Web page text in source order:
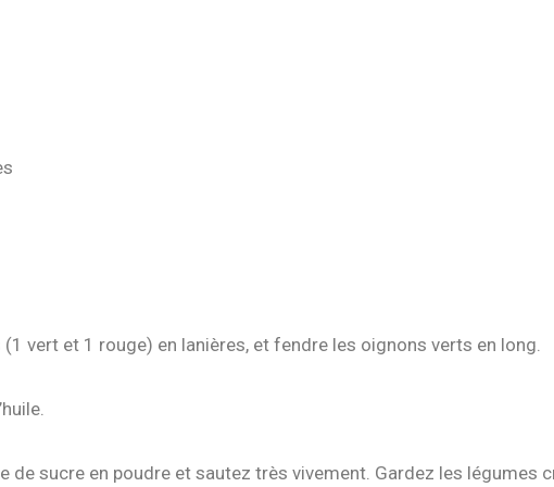
vert et 1 rouge) en lanières, et fendre les oignons verts en long.
sucre en poudre et sautez très vivement. Gardez les légumes